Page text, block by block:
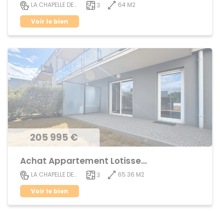
LA CHAPELLE DES FOUGERETZ 3
64 M2
Voir le bien
205 995 €
Achat Appartement Lotissement
LA CHAPELLE DES FOUGERETZ 3
65.36 M2
Voir le bien